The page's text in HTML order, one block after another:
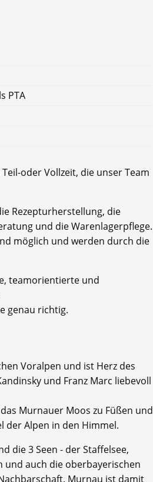
PTA
oder Vollzeit, die unser Team
Rezepturherstellung, die
und die Warenlagerpflege.
möglich und werden durch die
teamorientierte und
genau richtig.
Voralpen und ist Herz des
und Franz Marc liebevoll
Murnauer Moos zu Füßen und
der Alpen in den Himmel.
die 3 Seen - der Staffelsee,
und auch die oberbayerischen
Murnau ist damit